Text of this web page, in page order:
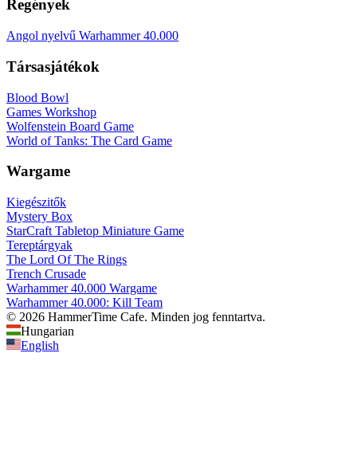
Regények
Angol nyelvű Warhammer 40.000
Társasjátékok
Blood Bowl
Games Workshop
Wolfenstein Board Game
World of Tanks: The Card Game
Wargame
Kiegészitők
Mystery Box
StarCraft Tabletop Miniature Game
Tereptárgyak
The Lord Of The Rings
Trench Crusade
Warhammer 40.000 Wargame
Warhammer 40.000: Kill Team
© 2026 HammerTime Cafe. Minden jog fenntartva.
Hungarian
English